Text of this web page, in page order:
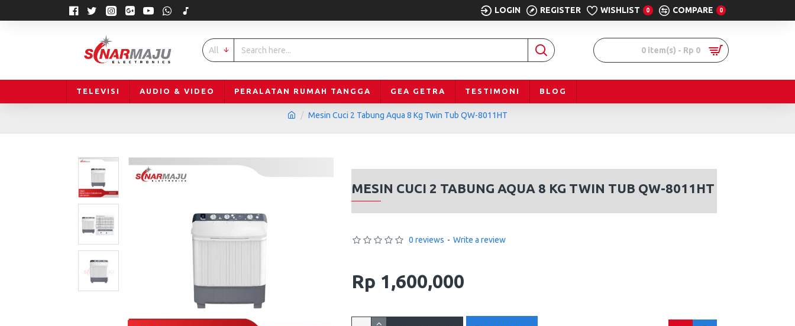
LOGIN REGISTER WISHLIST 0 COMPARE 0
All 0 item(s) - Rp 0
TELEVISI AUDIO & VIDEO PERALATAN RUMAH TANGGA GEA GETRA TESTIMONI BLOG
Mesin Cuci 2 Tabung Aqua 8 Kg Twin Tub QW-8011HT
MESIN CUCI 2 TABUNG AQUA 8 KG TWIN TUB QW-8011HT
0 reviews - Write a review
Rp 1,600,000